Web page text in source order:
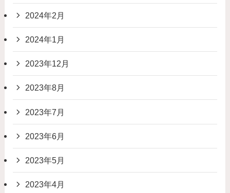
2024年2月
2024年1月
2023年12月
2023年8月
2023年7月
2023年6月
2023年5月
2023年4月